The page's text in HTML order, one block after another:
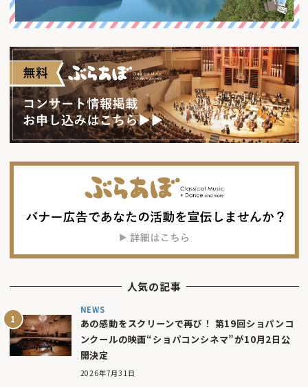
人気の記事
NEWS
あの感動をスクリーンで再び！ 第19回ショパンコ
ンクールの映画“ショパコンシネマ”が10月2日公
開決定
2026年7月31日